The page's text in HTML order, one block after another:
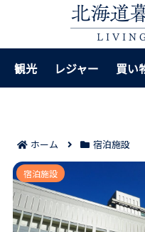
観光 レジャー 買い
ホーム 宿泊施設
ラビスタ函館ベイ アネ
ツ｜いくら丼も
宿泊施設